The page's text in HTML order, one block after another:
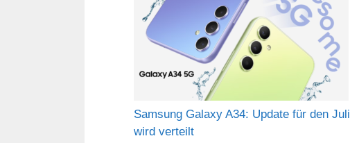
Samsung Galaxy A34: Update für den Juli
wird verteilt